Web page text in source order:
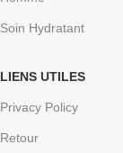
Soin Hydratant
LIENS UTILES
Privacy Policy
Retour